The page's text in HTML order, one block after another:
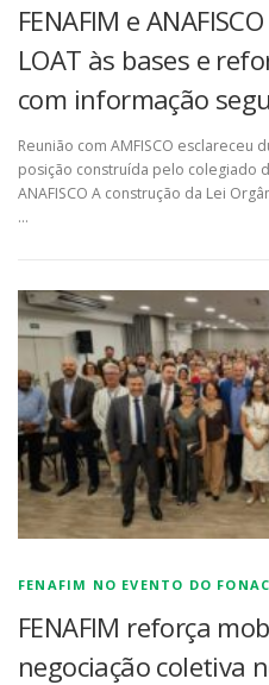
FENAFIM e
LOAT às bases e
com informação
Reunião com AMFISCO esclareceu
posição construída pelo colegiado
ANAFISCO A construção da Lei
…
FENAFIM NO EVENTO DO
FENAFIM reforça
negociação coletiva